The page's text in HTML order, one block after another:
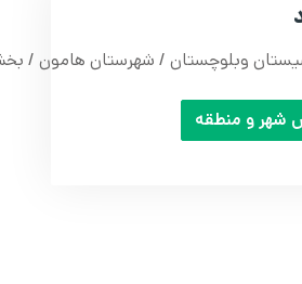
وبلوچستان / شهرستان هامون /
شهر و منطقه